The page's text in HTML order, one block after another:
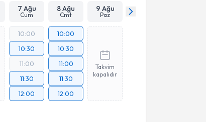
7 Ağu
Cum
8 Ağu
Cmt
9 Ağu
Paz
10:00
10:30
11:00
11:30
12:00
10:00
10:30
11:00
11:30
12:00
Takvim
kapalıdır